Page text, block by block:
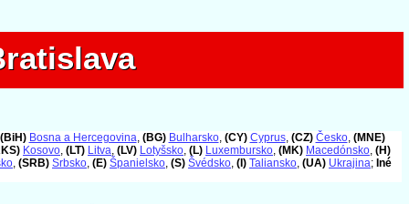
(BiH) Bosna a Hercegovina, (BG) Bulharsko, (CY) Cyprus, (CZ) Česko, (MNE)
Kosovo, (LT) Litva, (LV) Lotyšsko, (L) Luxembursko, (MK) Macedónsko, (H)
, (SRB) Srbsko, (E) Španielsko, (S) Švédsko, (I) Taliansko, (UA) Ukrajina; Iné